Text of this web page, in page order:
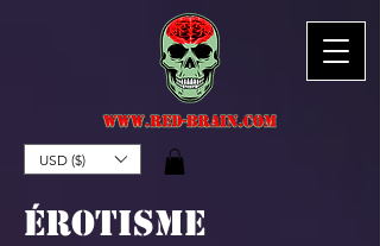
USD ($)
érotisme